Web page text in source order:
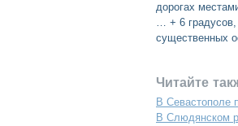
дорогах
… + 6
существенных
Читайте
В Севастополе
В Слюдянском